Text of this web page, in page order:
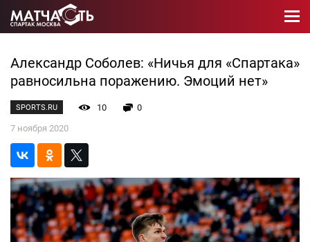
Александр Соболев: «Ничья для «Спартака»
равносильна поражению. Эмоций нет»
SPORTS.RU 10
0
7 ноября 2020